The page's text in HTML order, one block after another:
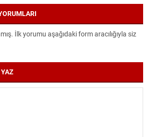
İlk yorumu aşağıdaki form aracılığıyla siz